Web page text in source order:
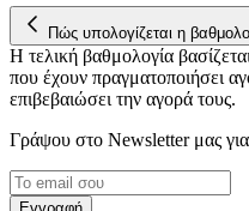
τοποθεσίας μας στους
δικτύωσης, διαφημίσεων και
Πώς υπολογίζεται η
Η τελική βαθμολογία
που έχουν πραγματοποιήσει
επιβεβαιώσει την αγορά τους.
Γράψου στο Νewsletter μας